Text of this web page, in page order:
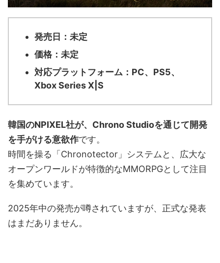
発売日：未定
価格：未定
対応プラットフォーム：PC、PS5、
Xbox Series X|S
韓国のNPIXEL社が、Chrono Studioを通じて開発
を手がける意欲作です。
時間を操る「Chronotector」システムと、広大な
オープンワールドが特徴的なMMORPGとして注目
を集めています。
2025年中の発売が噂されていますが、正式な発表
はまだありません。